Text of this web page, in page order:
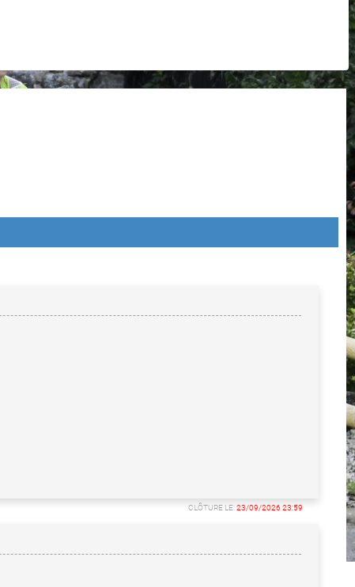
CLÔTURE LE:23/09/2026 23:59